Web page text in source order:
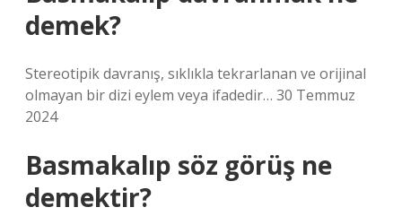
demek?
Stereotipik davranış, sıklıkla tekrarlanan ve orijinal
olmayan bir dizi eylem veya ifadedir… 30 Temmuz
2024
Basmakalıp söz görüş ne
demektir?